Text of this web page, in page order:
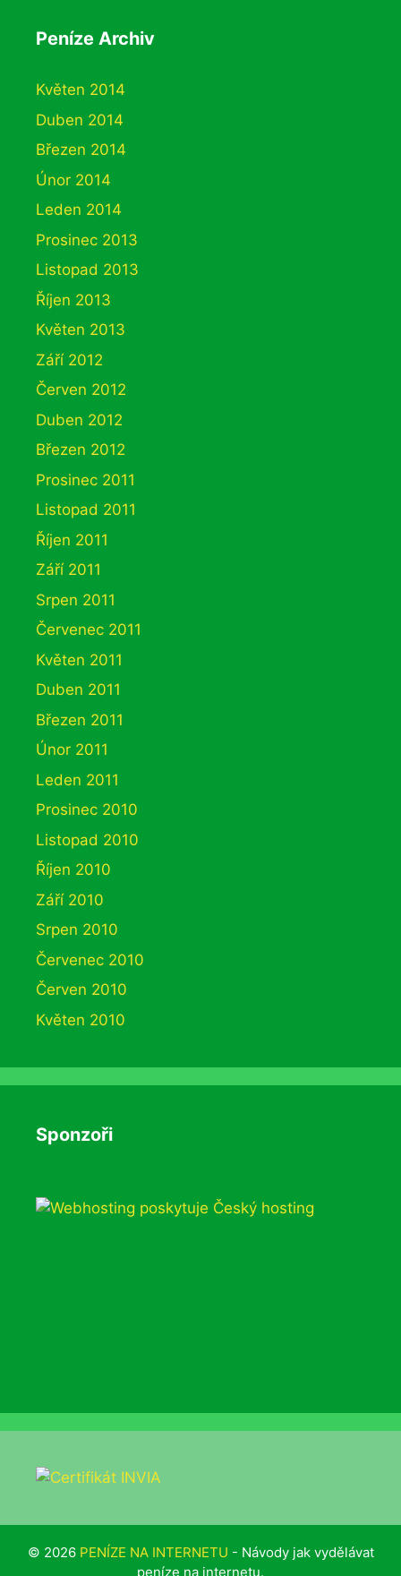
Peníze Archiv
Květen 2014
Duben 2014
Březen 2014
Únor 2014
Leden 2014
Prosinec 2013
Listopad 2013
Říjen 2013
Květen 2013
Září 2012
Červen 2012
Duben 2012
Březen 2012
Prosinec 2011
Listopad 2011
Říjen 2011
Září 2011
Srpen 2011
Červenec 2011
Květen 2011
Duben 2011
Březen 2011
Únor 2011
Leden 2011
Prosinec 2010
Listopad 2010
Říjen 2010
Září 2010
Srpen 2010
Červenec 2010
Červen 2010
Květen 2010
Sponzoři
© 2026 PENÍZE NA INTERNETU - Návody jak vydělávat
peníze na internetu.